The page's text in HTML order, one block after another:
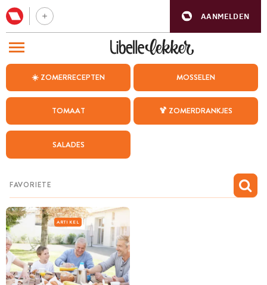
AANMELDEN
☀️ ZOMERRECEPTEN MOSSELEN
TOMAAT 🍹 ZOMERDRANKJES
SALADES
ARTIKEL
BEZOEK ONZE ANDERE WEBSITES
WEEKMENU
CHAT MET MAIA
MIJN BEWAARDE RECEPTEN